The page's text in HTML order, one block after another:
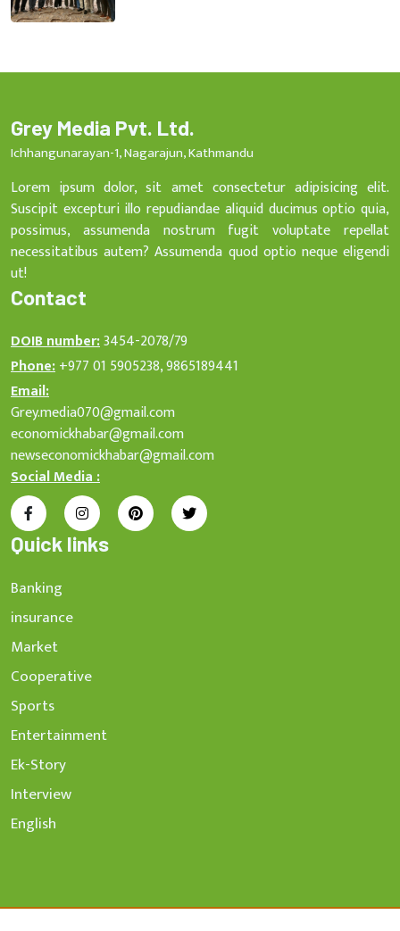
Grey Media Pvt. Ltd.
Ichhangunarayan-1, Nagarajun, Kathmandu
Lorem ipsum dolor, sit amet consectetur adipisicing elit.
Suscipit excepturi illo repudiandae aliquid ducimus optio quia,
possimus, assumenda nostrum fugit voluptate repellat
necessitatibus autem? Assumenda quod optio neque eligendi
ut!
Contact
DOIB number:3454-2078/79
Phone:+977 01 5905238, 9865189441
Email:
Grey.media070@gmail.com
economickhabar@gmail.com
newseconomickhabar@gmail.com
Social Media :
Quick links
Banking
insurance
Market
Cooperative
Sports
Entertainment
Ek-Story
Interview
English